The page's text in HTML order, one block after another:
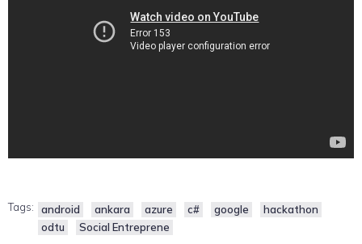
Tags: android ankara azure c# google
hackathon
odtu
Social Entreprene